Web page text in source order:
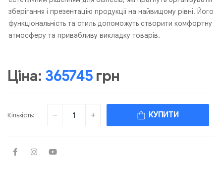
зберігання і презентацію продукції на найвищому рівні. Його
функціональність та стиль допоможуть створити комфортну
атмосферу та привабливу викладку товарів.
Ціна: 365745 грн
Кількість: КУПИТИ